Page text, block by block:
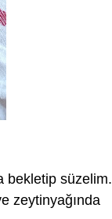
bekletip süzelim.
zeytinyağında